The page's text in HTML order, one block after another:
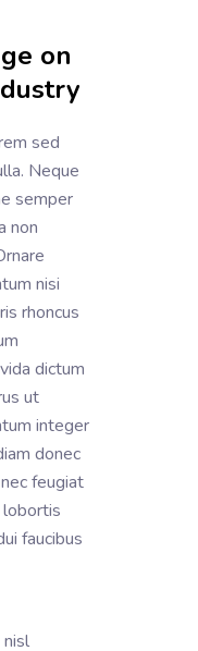
on
sed
Neque
semper
non
nisi
rhoncus
dictum
ut
integer
donec
feugiat
lobortis
faucibus